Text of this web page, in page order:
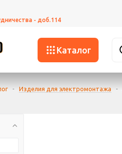
Каталог
- Изделия для электромонтажа -